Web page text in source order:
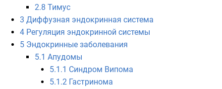
2.8 Тимус
3 Диффузная эндокринная система
4 Регуляция эндокринной системы
5 Эндокринные заболевания
5.1 Апудомы
5.1.1 Синдром Випома
5.1.2 Гастринома